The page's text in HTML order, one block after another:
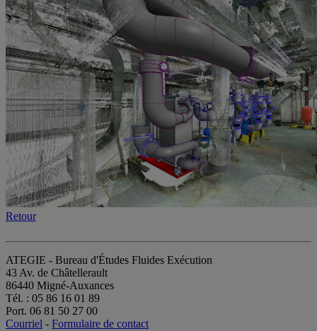
Retour
ATEGIE - Bureau d'Études Fluides Exécution
43 Av. de Châtellerault
86440 Migné-Auxances
Tél. : 05 86 16 01 89
Port. 06 81 50 27 00
Courriel - Formulaire de contact